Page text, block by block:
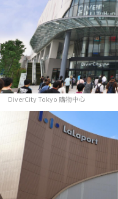
DiverCity Tokyo 購物中心